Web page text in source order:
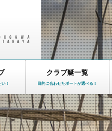
！
クラブ艇一覧
目的に合わせたボートが選べる！